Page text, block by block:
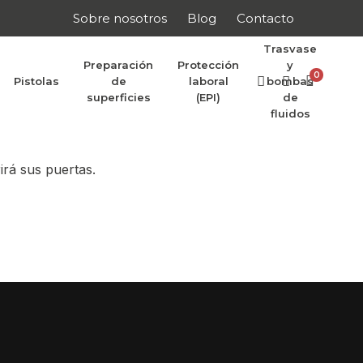
Sobre nosotros Blog Contacto
Pistolas
Preparación
de
superficies
Protección
laboral
(EPI)
Trasvase
y
bombas
de
fluidos
0
anunciar
sus puertas.